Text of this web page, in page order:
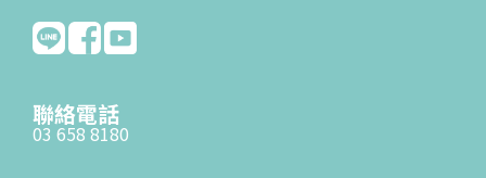
聯絡電話
03 658 8180